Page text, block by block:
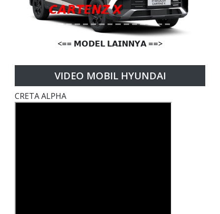
𝘾𝘼𝙍𝙏𝙀𝙉𝙕 𝙓
<== 𝗠𝗢𝗗𝗘𝗟 𝗟𝗔𝗜𝗡𝗡𝗬𝗔 ==>
VIDEO MOBIL HYUNDAI
CRETA ALPHA